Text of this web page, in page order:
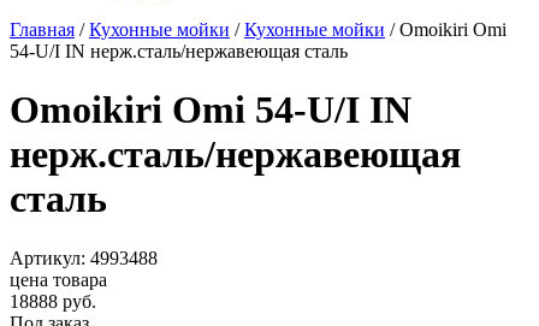
Главная /Кухонные мойки /Кухонные мойки /Omoikiri Omi
54-U/I IN нерж.сталь/нержавеющая сталь
Omoikiri Omi 54-U/I IN
нерж.сталь/нержавеющая
сталь
Артикул: 4993488
цена товара
18888 руб.